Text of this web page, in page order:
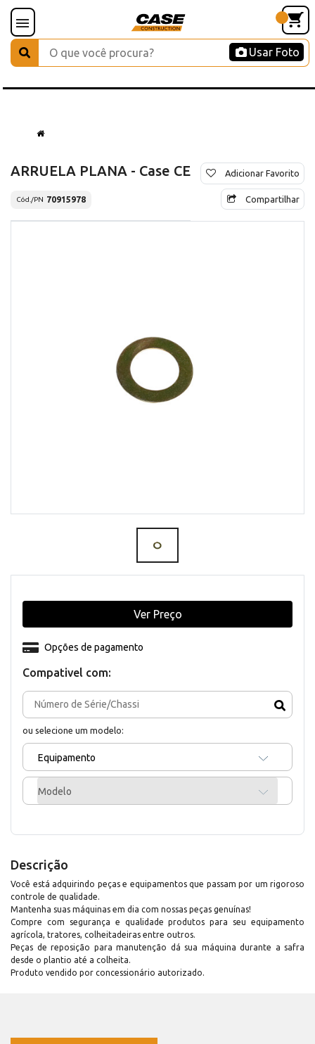
Usar Foto
ARRUELA PLANA - Case CE
Cód./PN 70915978
Adicionar Favorito
Compartilhar
Compativel com:
ou selecione um modelo:
Equipamento
Modelo
Opções de pagamento
Ver Preço
Descrição
Você está adquirindo peças e equipamentos que passam por um rigoroso
controle de qualidade.
Mantenha suas máquinas em dia com nossas peças genuínas!
Compre com segurança e qualidade produtos para seu equipamento
agrícola, tratores, colheitadeiras entre outros.
Peças de reposição para manutenção dá sua máquina durante a safra
desde o plantio até a colheita.
Produto vendido por concessionário autorizado.